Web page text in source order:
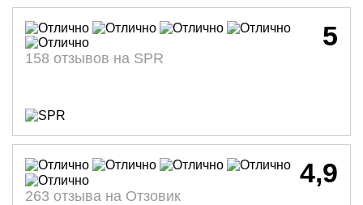
5
158 отзывов на SPR
4,9
263 отзыва на Отзовик